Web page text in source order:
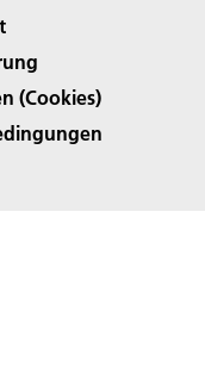
(Cookies)